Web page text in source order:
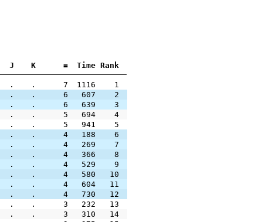
J K = Time Rank
. . 7 1116
1
. . 6 607
2
. . 6 639
3
. . 5 694
4
. . 5 941
5
. . 4 188
6
. . 4 269
7
. . 4 366
8
. . 4 529
9
. . 4 580
10
. . 4 604
11
. . 4 730
12
. . 3 232
13
. . 3 310
14